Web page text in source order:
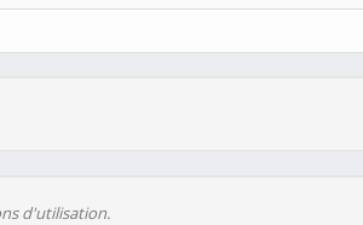
d'utilisation.